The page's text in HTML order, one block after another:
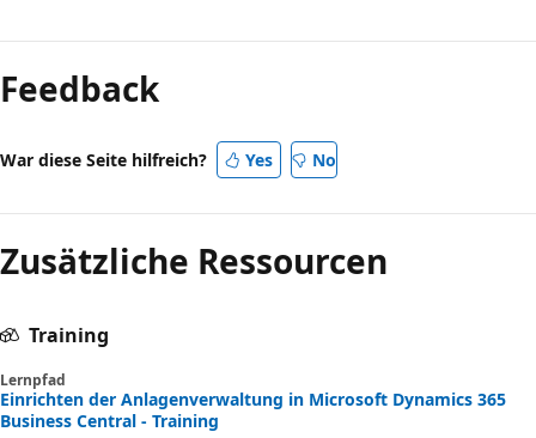
deaktiviert
Feedback
War diese Seite hilfreich? Yes No
Zusätzliche Ressourcen
Training
Lernpfad
Einrichten der Anlagenverwaltung in Microsoft Dynamics 365
Business Central - Training